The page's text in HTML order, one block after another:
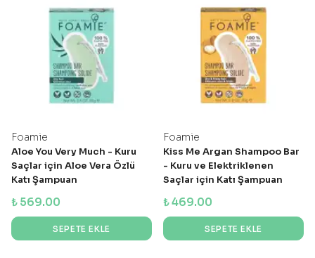
Foamie
Aloe You Very Much - Kuru
Saçlar için Aloe Vera Özlü
Katı Şampuan
₺ 569.00
SEPETE EKLE
Foamie
Kiss Me Argan Shampoo Bar
- Kuru ve Elektriklenen
Saçlar için Katı Şampuan
₺ 469.00
SEPETE EKLE